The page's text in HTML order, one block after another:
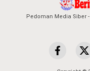
Pedoman Media Siber